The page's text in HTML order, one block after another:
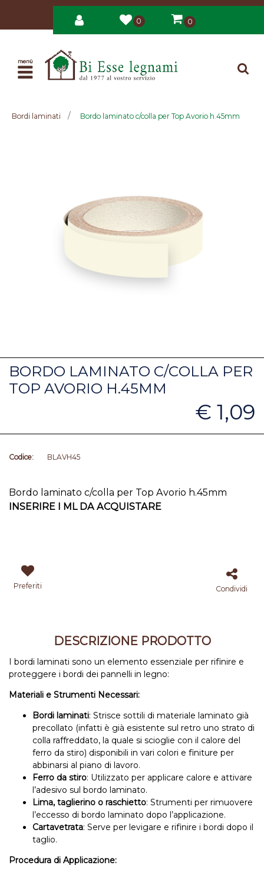
0 0
Open
Bordi laminati Bordo laminato c/colla per Top Avorio h.45mm
BORDO LAMINATO C/COLLA PER
TOP AVORIO H.45MM
€ 1,09
Codice: BLAVH45
Bordo laminato c/colla per Top Avorio h.45mm
INSERIRE I ML DA ACQUISTARE
Preferiti Condividi
DESCRIZIONE PRODOTTO
I bordi laminati sono un elemento essenziale per rifinire e
proteggere i bordi dei pannelli in legno:
Materiali e Strumenti Necessari:
Bordi laminati: Strisce sottili di materiale laminato già
precollato (infatti è già esistente sul retro uno strato di
colla raffreddato, la quale si scioglie con il calore del
ferro da stiro) disponibili in vari colori e finiture per
abbinarsi al piano di lavoro.
Ferro da stiro: Utilizzato per applicare calore e attivare
l’adesivo sul bordo laminato.
Lima, taglierino o raschietto: Strumenti per rimuovere
l’eccesso di bordo laminato dopo l’applicazione.
Cartavetrata: Serve per levigare e rifinire i bordi dopo il
taglio.
Procedura di Applicazione: